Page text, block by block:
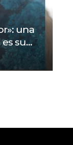
una
su